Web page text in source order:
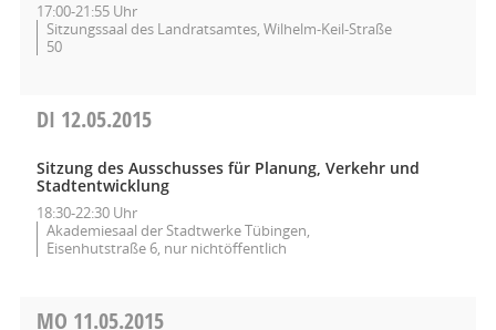
17:00-21:55 Uhr
Sitzungssaal des Landratsamtes, Wilhelm-Keil-Straße
50
DI 12.05.2015
Sitzung des Ausschusses für Planung, Verkehr und
Stadtentwicklung
18:30-22:30 Uhr
Akademiesaal der Stadtwerke Tübingen,
Eisenhutstraße 6, nur nichtöffentlich
MO 11.05.2015